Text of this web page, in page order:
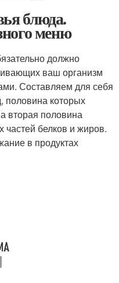
блюда.
меню
должно
ваш организм
Составляем для себя
половина которых
вторая половина
частей белков и жиров.
в продуктах